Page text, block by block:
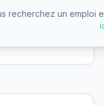
recherchez un emploi